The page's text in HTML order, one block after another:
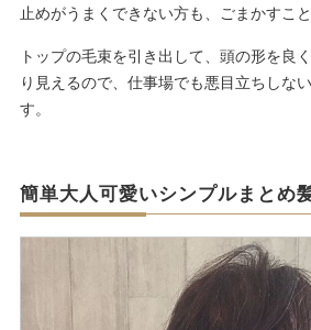
止めがうまくできない方も、ごまかすこと
トップの毛束を引き出して、頭の形を良
り見えるので、仕事場でも悪目立ちしな
す。
簡単大人可愛いシンプルまとめ